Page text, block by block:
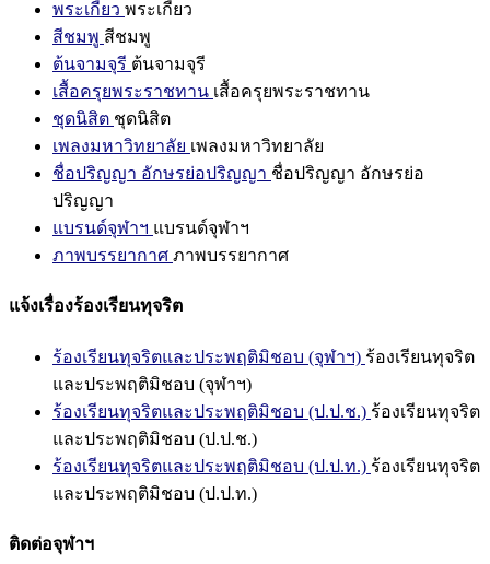
พระเกี้ยว พระเกี้ยว
สีชมพู สีชมพู
ต้นจามจุรี ต้นจามจุรี
เสื้อครุยพระราชทาน เสื้อครุยพระราชทาน
ชุดนิสิต ชุดนิสิต
เพลงมหาวิทยาลัย เพลงมหาวิทยาลัย
ชื่อปริญญา อักษรย่อปริญญา ชื่อปริญญา อักษรย่อ
ปริญญา
แบรนด์จุฬาฯ แบรนด์จุฬาฯ
ภาพบรรยากาศ ภาพบรรยากาศ
แจ้งเรื่องร้องเรียนทุจริต
ร้องเรียนทุจริตและประพฤติมิชอบ (จุฬาฯ) ร้องเรียนทุจริต
และประพฤติมิชอบ (จุฬาฯ)
ร้องเรียนทุจริตและประพฤติมิชอบ (ป.ป.ช.) ร้องเรียนทุจริต
และประพฤติมิชอบ (ป.ป.ช.)
ร้องเรียนทุจริตและประพฤติมิชอบ (ป.ป.ท.) ร้องเรียนทุจริต
และประพฤติมิชอบ (ป.ป.ท.)
ติดต่อจุฬาฯ